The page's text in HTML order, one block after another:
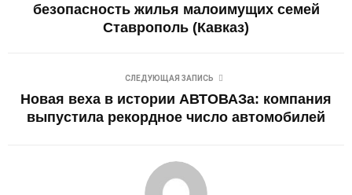
безопасность жилья малоимущих семей
Ставрополь (Кавказ)
СЛЕДУЮЩАЯ ЗАПИСЬ
Новая веха в истории АВТОВАЗа: компания
выпустила рекордное число автомобилей